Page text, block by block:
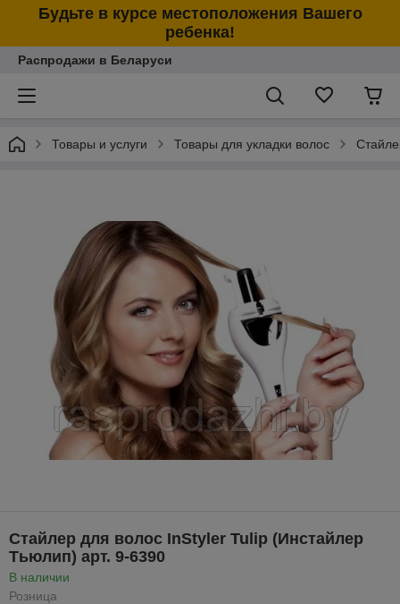
Будьте в курсе местоположения Вашего
ребенка!
Распродажи в Беларуси
Товары и услуги Товары для укладки волос
Стайлер для волос InStyler Tulip (Инстайлер
Тьюлип) арт. 9-6390
В наличии
Розница